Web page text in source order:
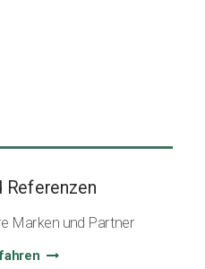
Referenzen
Marken und Partner